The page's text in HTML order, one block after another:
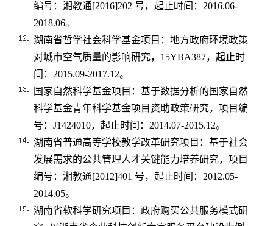
编号：湘教通[2016]202 号，起止时间： 2016.06-
2018.06。
湖南省哲学社会科学基金项目：地方政府环境政策
对城市空气质量的影响研究， 15YBA387，起止时
间： 2015.09-2017.12。
国家自然科学基金项目：基于数据分析的国家自然
科学基金青年科学基金项目资助政策研究，项目编
号： J1424010，起止时间： 2014.07-2015.12。
湖南省普通高等学校教学改革研究项目：基于社会
发展需求的公共管理人才关键能力培养研究，项目
编号：湘教通[2012]401 号，起止时间： 2012.05-
2014.05。
湖南省软科学研究项目：政府购买公共服务模式研